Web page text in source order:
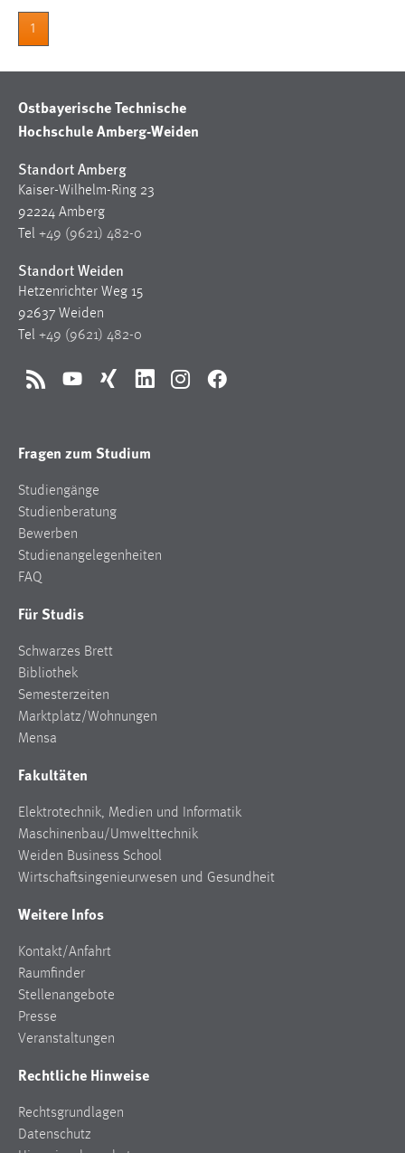
1
Ostbayerische Technische
Hochschule Amberg-Weiden
Standort Amberg
Kaiser-Wilhelm-Ring 23
92224 Amberg
Tel +49 (9621) 482-0
Standort Weiden
Hetzenrichter Weg 15
92637 Weiden
Tel +49 (9621) 482-0
RSS YouTubeXing LinkedInInstagramFacebook
Fragen zum Studium
Studiengänge
Studienberatung
Bewerben
Studienangelegenheiten
FAQ
Für Studis
Schwarzes Brett
Bibliothek
Semesterzeiten
Marktplatz/Wohnungen
Mensa
Fakultäten
Elektrotechnik, Medien und Informatik
Maschinenbau/Umwelttechnik
Weiden Business School
Wirtschaftsingenieurwesen und Gesundheit
Weitere Infos
Kontakt/Anfahrt
Raumfinder
Stellenangebote
Presse
Veranstaltungen
Rechtliche Hinweise
Rechtsgrundlagen
Datenschutz